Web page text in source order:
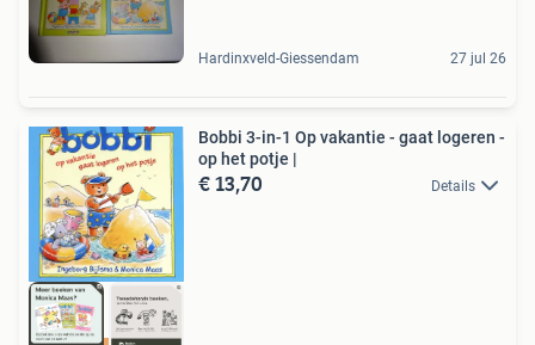
Hardinxveld-Giessendam 27 jul 26
Bobbi 3-in-1 Op vakantie - gaat logeren -
op het potje |
€ 13,70 Details